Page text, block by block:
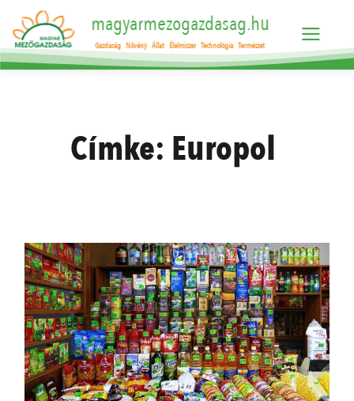
magyarmezogazdasag.hu
Gazdaság Növény Állat Élelmiszer Technológia Természet
Címke: Europol